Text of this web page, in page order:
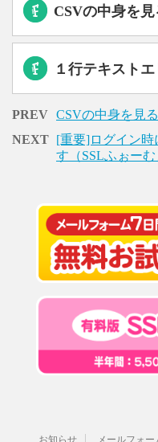
CSVの中身を見
１行テキスト
PREV CSVの中身を見る
NEXT [重要]ログイン時
す（SSLふぉーむ
お知らせ メールフォ